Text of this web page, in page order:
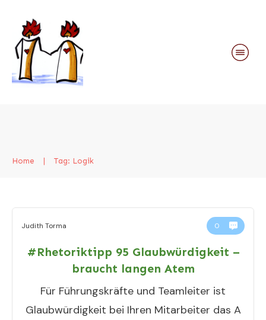
Home Tag: Logik
Judith Torma 0
#Rhetoriktipp 95 Glaubwürdigkeit –
braucht langen Atem
Für Führungskräfte und Teamleiter ist
Glaubwürdigkeit bei Ihren Mitarbeiter das A